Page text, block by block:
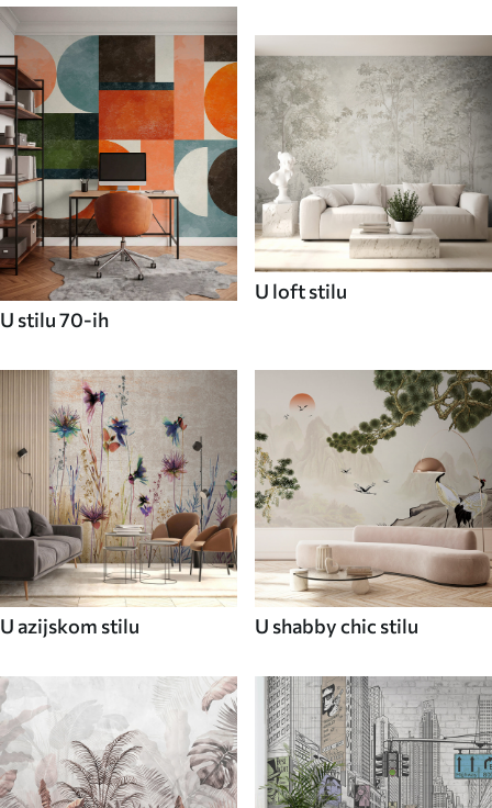
U stilu 70-ih
U loft stilu
U azijskom stilu U shabby chic stilu